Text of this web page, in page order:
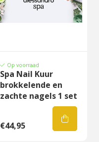
Op voorraad
Spa Nail Kuur
brokkelende en
zachte nagels 1 set
€44,95